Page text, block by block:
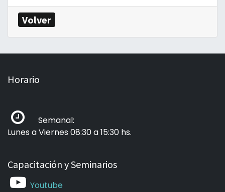
Volver
Horario
Semanal:
Lunes a Viernes 08:30 a 15:30 hs.
Capacitación y Seminarios
Youtube